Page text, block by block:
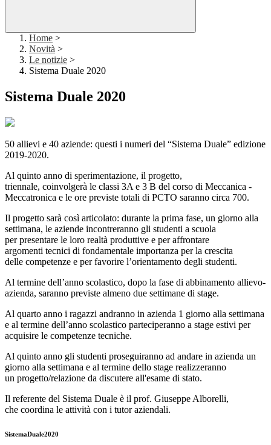
Home >
Novità >
Le notizie >
Sistema Duale 2020
Sistema Duale 2020
50 allievi e 40 aziende: questi i numeri del “Sistema Duale” edizione
2019-2020.
Al quinto anno di sperimentazione, il progetto,
triennale, coinvolgerà le classi 3A e 3 B del corso di Meccanica -
Meccatronica e le ore previste totali di PCTO saranno circa 700.
Il progetto sarà così articolato: durante la prima fase, un giorno alla
settimana, le aziende incontreranno gli studenti a scuola
per presentare le loro realtà produttive e per affrontare
argomenti tecnici di fondamentale importanza per la crescita
delle competenze e per favorire l’orientamento degli studenti.
Al termine dell’anno scolastico, dopo la fase di abbinamento allievo-
azienda, saranno previste almeno due settimane di stage.
Al quarto anno i ragazzi andranno in azienda 1 giorno alla settimana
e al termine dell’anno scolastico parteciperanno a stage estivi per
acquisire le competenze tecniche.
Al quinto anno gli studenti proseguiranno ad andare in azienda un
giorno alla settimana e al termine dello stage realizzeranno
un progetto/relazione da discutere all'esame di stato.
Il referente del Sistema Duale è il prof. Giuseppe Alborelli,
che coordina le attività con i tutor aziendali.
SistemaDuale2020